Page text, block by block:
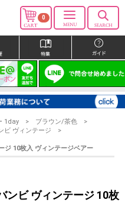
0
1day
ブラウン/茶色
ビ ヴィンテージ
ジ 10枚入 ヴィンテージベアー
ンビ ヴィンテージ 10枚